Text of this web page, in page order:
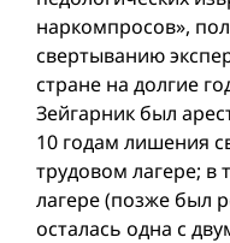
наркомпросов»,
свертыванию
стране на долгие
Зейгарник был
10 годам лишения
трудовом лагере; в
лагере (позже был
осталась одна с